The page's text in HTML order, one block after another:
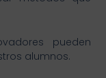
pueden
alumnos.